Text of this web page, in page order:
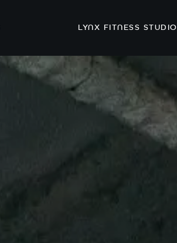
LYNX FITNESS STUDIO